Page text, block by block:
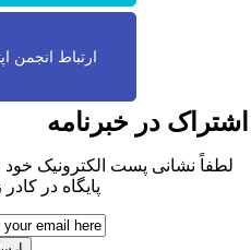
ارتباط انجمن
در خبرنامه
لطفاً نشانی پست الکترونیک خود
پایگاه در کادر